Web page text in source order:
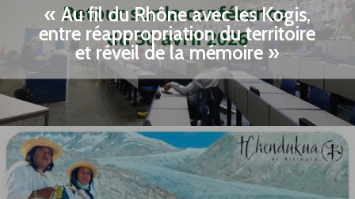
« Au fil du Rhône avec les Kogis,
entre réappropriation du territoire
et réveil de la mémoire »